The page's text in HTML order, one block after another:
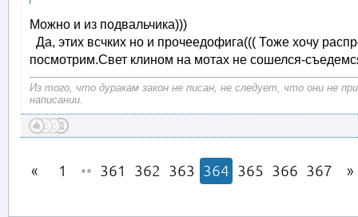
Можно и из подвальчика)))
Да, этих всчких но и прочеедофига((( Тоже хочу
посмотрим.Свет клином на мотах не сошелся-
Из того, что дуракам закон не писан, не следует, что они не
написании.
1 •• 361 362 363 364 365 366 367